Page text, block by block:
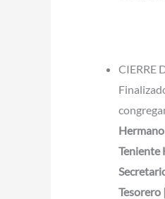
CIERRE
Teniente
Tesorero